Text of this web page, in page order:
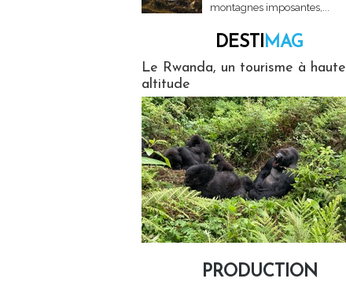
montagnes imposantes,...
DESTIMAG
Le Rwanda, un tourisme à haute
altitude
PRODUCTION